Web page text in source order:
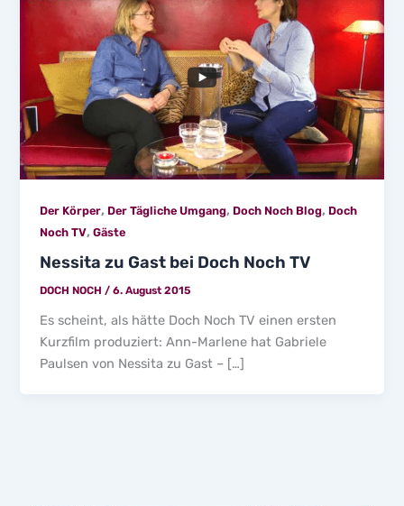
Der Körper, Der Tägliche Umgang, Doch Noch Blog, Doch
Noch TV,Gäste
Nessita zu Gast bei Doch Noch TV
DOCH NOCH/6. August 2015
Es scheint, als hätte Doch Noch TV einen ersten
Kurzfilm produziert: Ann-Marlene hat Gabriele
Paulsen von Nessita zu Gast – […]